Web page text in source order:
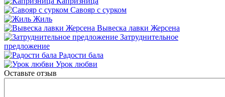
Савояр с сурком
Жиль
Вывеска лавки Жерсена
Затруднительное
предложение
Радости бала
Урок любви
Оставьте отзыв